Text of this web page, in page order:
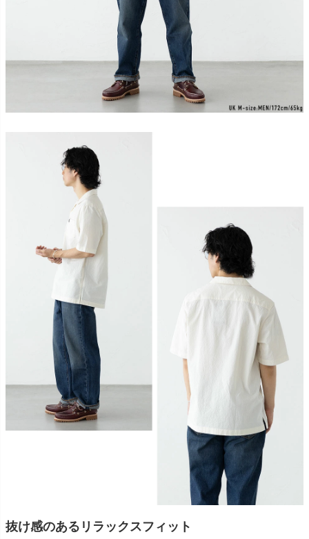
抜け感のあるリラックスフィット